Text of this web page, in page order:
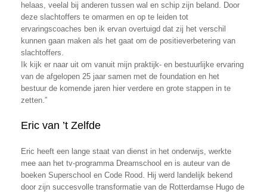
helaas, veelal bij anderen tussen wal en schip zijn beland. Door
deze slachtoffers te omarmen en op te leiden tot
ervaringscoaches ben ik ervan overtuigd dat zij het verschil
kunnen gaan maken als het gaat om de positieverbetering van
slachtoffers.
Ik kijk er naar uit om vanuit mijn praktijk- en bestuurlijke ervaring
van de afgelopen 25 jaar samen met de foundation en het
bestuur de komende jaren hier verdere en grote stappen in te
zetten.”
Eric van ’t Zelfde
Eric heeft een lange staat van dienst in het onderwijs, werkte
mee aan het tv-programma Dreamschool en is auteur van de
boeken Superschool en Code Rood. Hij werd landelijk bekend
door zijn succesvolle transformatie van de Rotterdamse Hugo de